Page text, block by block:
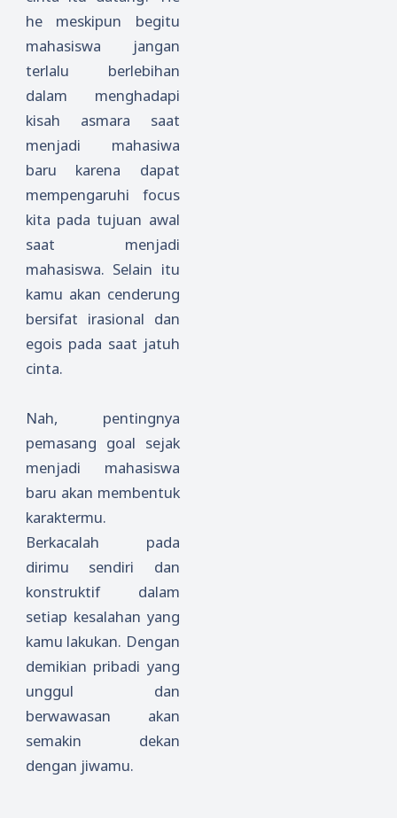
he meskipun begitu
mahasiswa jangan
terlalu berlebihan
dalam menghadapi
kisah asmara saat
menjadi mahasiwa
baru karena dapat
mempengaruhi focus
kita pada tujuan awal
saat menjadi
mahasiswa. Selain itu
kamu akan cenderung
bersifat irasional dan
egois pada saat jatuh
cinta.
Nah, pentingnya
pemasang goal sejak
menjadi mahasiswa
baru akan membentuk
karaktermu.
Berkacalah pada
dirimu sendiri dan
konstruktif dalam
setiap kesalahan yang
kamu lakukan. Dengan
demikian pribadi yang
unggul dan
berwawasan akan
semakin dekan
dengan jiwamu.